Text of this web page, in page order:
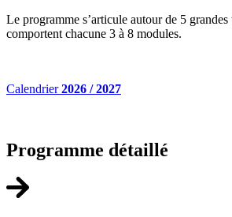
Le programme s’articule autour de 5 grandes
comportent chacune 3 à 8 modules.
Calendrier2026 / 2027
Programme détaillé